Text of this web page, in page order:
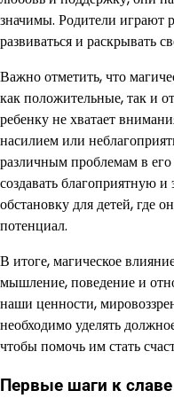
значимы. Родители играют
развиваться и раскрывать
Важно отметить, что
как положительные, так и
ребенку не хватает
насилием или
различным проблемам в
создавать благоприятную
обстановку для детей, где
потенциал.
В итоге, магическое
мышление, поведение и
наши ценности,
необходимо уделять
чтобы помочь им стать
Первые шаги к славе